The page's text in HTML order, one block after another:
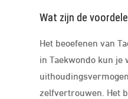
Wat zijn de
Het beoefenen van
in Taekwondo kun
zelfvertrouwen. Het